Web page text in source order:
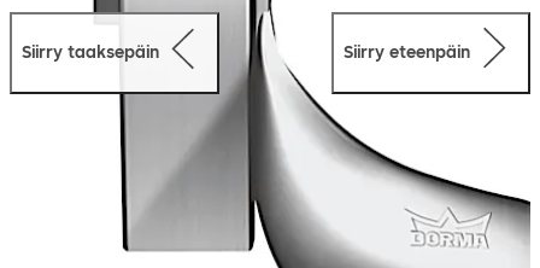
Siirry taaksepäin Siirry eteenpäin